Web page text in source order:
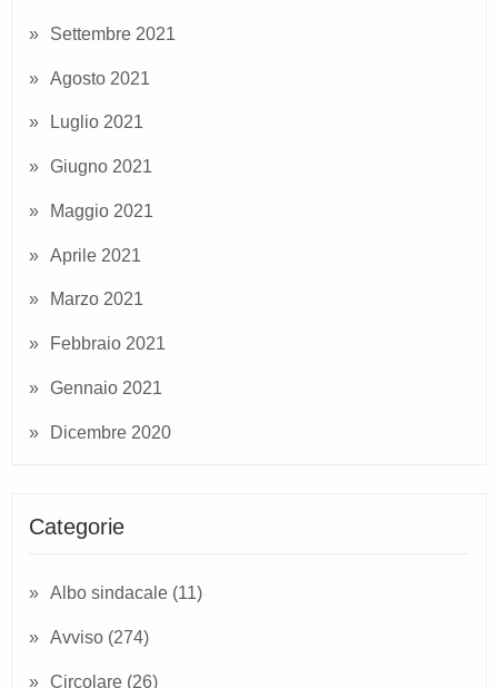
Settembre 2021
Agosto 2021
Luglio 2021
Giugno 2021
Maggio 2021
Aprile 2021
Marzo 2021
Febbraio 2021
Gennaio 2021
Dicembre 2020
Categorie
Albo sindacale (11)
Avviso (274)
Circolare (26)